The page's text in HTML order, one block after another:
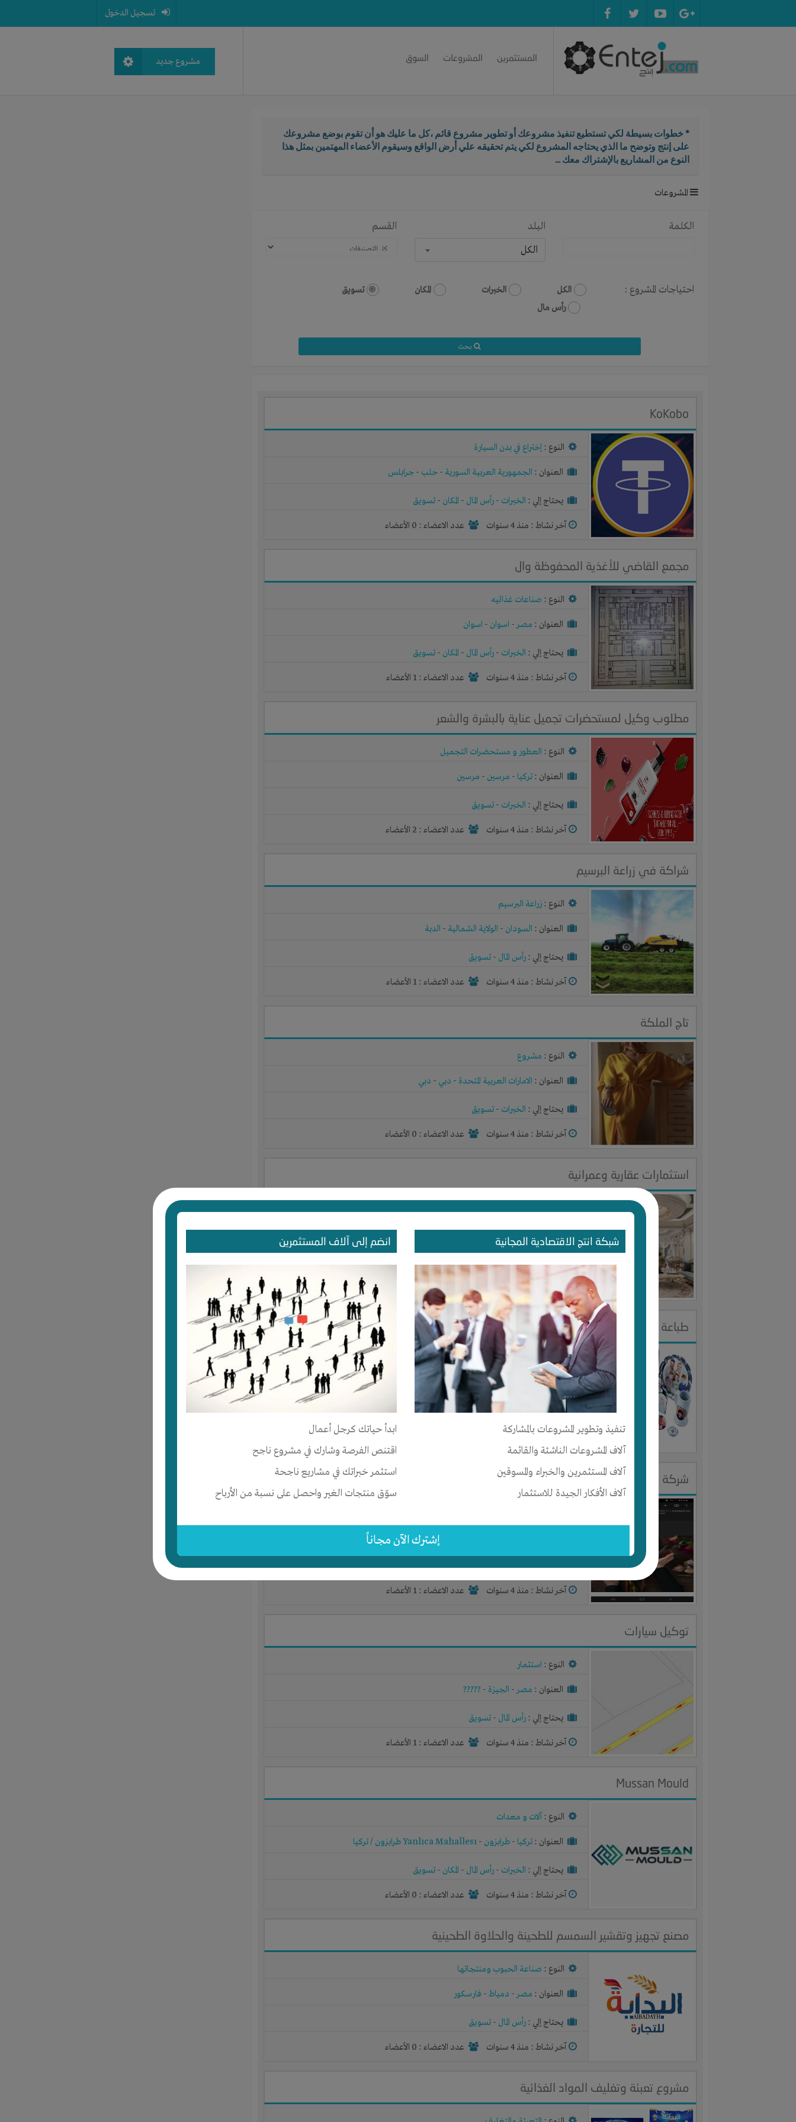
شبكة انتج الاقتصادية المجانية
تنفيذ وتطوير المشروعات بالمشاركة
آلاف المشروعات الناشئة والقائمة
آلاف المستثمرين والخبراء والمسوقين
آلاف الأفكار الجيدة للاستثمار
انضم إلى آلاف المستثمرين
ابدأ حياتك كرجل أعمال
اقتنص الفرصة وشارك في مشروع ناجح
استثمر خبراتك في مشاريع ناجحة
سوّق منتجات الغير واحصل على نسبة من الأرباح
إشترك الآن مجاناً
تسجيل الدخول
المستثمرين المشروعات السوق مشروع جديد
* خطوات بسيطة لكي تستطيع تنفيذ مشروعك أو تطوير مشروع قائم ،كل ما عليك هو أن تقوم بوضع مشروعك
على إنتج وتوضح ما الذي يحتاجه المشروع لكي يتم تحقيقه علي أرض الواقع وسيقوم الأعضاء المهتمين بمثل هذا
النوع من المشاريع بالإشتراك معك ...
المشروعات
الكلمة
البلد
الكل
القسم
احتياجات المشروع : الكل الخبرات المكان
تسويق
رأس مال
بحث
KoKobo
النوع : إختراع في بدن السيارة
العنوان : الجمهورية العربية السورية - حلب - جرابلس
يحتاج إلي : الخبرات - رأس المال - المكان - تسويق
آخر نشاط : منذ 4 سنوات عدد الاعضاء : 0 الأعضاء
مجمع القاضي للأغذية المحفوظة وال
النوع : صناعات غذائيه
العنوان : مصر- اسوان - اسوان
يحتاج إلي : الخبرات - رأس المال - المكان - تسويق
آخر نشاط : منذ 4 سنوات عدد الاعضاء : 1 الأعضاء
مطلوب وكيل لمستحضرات تجميل عناية بالبشرة والشعر
النوع : العطور و مستحضرات التجميل
العنوان : تركيا - مرسين - مرسين
يحتاج إلي : الخبرات - تسويق
آخر نشاط : منذ 4 سنوات عدد الاعضاء : 2 الأعضاء
شراكة في زراعة البرسيم
النوع : زراعة البرسيم
العنوان : السودان - الولاية الشمالية - الدبة
يحتاج إلي : رأس المال - تسويق
آخر نشاط : منذ 4 سنوات عدد الاعضاء : 1 الأعضاء
تاج الملكة
النوع : مشروع
العنوان : الامارات العربية المتحدة - دبي - دبي
يحتاج إلي : الخبرات - تسويق
آخر نشاط : منذ 4 سنوات عدد الاعضاء : 0 الأعضاء
استثمارات عقارية وعمرانية
العنوان :تركيا-اسطنبول-
esenyurt
يحتاج إلي :رأس المال-تسويق
آخر نشاط : منذ 4 سنوات عدد الاعضاء : 0 الأعضاء
طباعة الهدايا الدعائية
النوع :مكتب دعاية واعلان
العنوان : الجيزة- الدقي
يحتاج إلي :رأس المال-المكان-تسويق
شركة Mila Rose ورود ونباتات هولندية للتصدير هولندا
amsterdam
يحتاج إلي :تسويق
آخر نشاط : منذ 4 سنوات عدد الاعضاء : 1 الأعضاء
توكيل سيارات
النوع : استثمار
العنوان : مصر- الجيزة -
?????
يحتاج إلي : رأس المال - تسويق
آخر نشاط : منذ 4 سنوات عدد الاعضاء : 1 الأعضاء
Mussan Mould
النوع : آلات و معدات
العنوان : تركيا - طرابزون - Yanlıca Mahallesı طرابزون / تركيا
يحتاج إلي : الخبرات - رأس المال - المكان - تسويق
آخر نشاط : منذ 4 سنوات عدد الاعضاء : 0 الأعضاء
مصنع تجهيز وتقشير السمسم للطحينة والحلاوة الطحينية
النوع : صناعة الحبوب ومنتجاتها
العنوان : مصر- دمياط- فارسكور
يحتاج إلي : رأس المال - تسويق
آخر نشاط : منذ 4 سنوات عدد الاعضاء : 0 الأعضاء
مشروع تعبئة وتغليف المواد الغذائية